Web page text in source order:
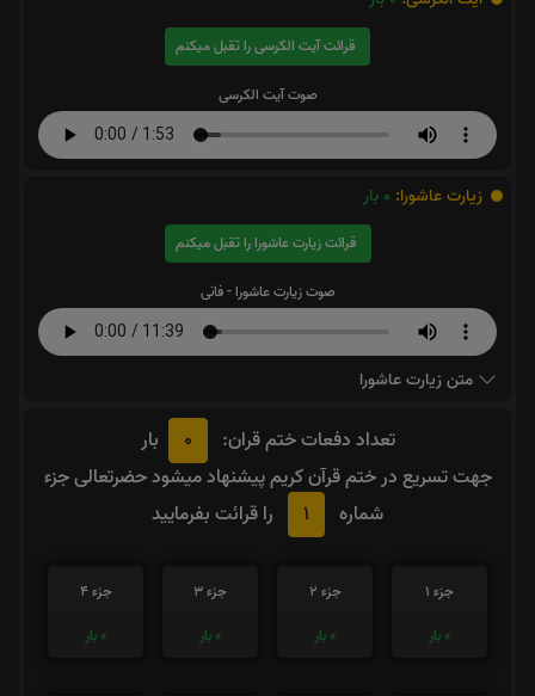
قرائت آیت الکرسی را تقبل میکنم
صوت آیت الکرسی
زیارت عاشورا: 0 بار
قرائت زیارت عاشورا را تقبل میکنم
صوت زیارت عاشورا - فانی
متن زیارت عاشورا
تعداد دفعات ختم قران: 0
بار
جهت تسریع در ختم قرآن کریم پیشنهاد میشود حضرتعالی جزء
شماره
1 را قرائت بفرمایید
جزء 1
0 بار
جزء 2
0 بار
جزء 3
0 بار
جزء 4
0 بار